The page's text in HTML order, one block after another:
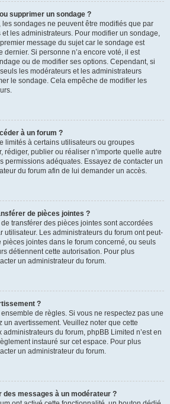
supprimer un sondage ?
sondages ne peuvent être modifiés que par
et les administrateurs. Pour modifier un sondage,
message du sujet car le sondage est
Si personne n’a encore voté, il est
ou de modifier ses options. Cependant, si
les modérateurs et les administrateurs
le sondage. Cela empêche de modifier les
à un forum ?
limités à certains utilisateurs ou groupes
rédiger, publier ou réaliser n’importe quelle autre
permissions adéquates. Essayez de contacter un
du forum afin de lui demander un accès.
de pièces jointes ?
transférer des pièces jointes sont accordées
utilisateur. Les administrateurs du forum ont peut-
pièces jointes dans le forum concerné, ou seuls
détiennent cette autorisation. Pour plus
un administrateur du forum.
?
de règles. Si vous ne respectez pas une
un avertissement. Veuillez noter que cette
administrateurs du forum, phpBB Limited n’est en
instauré sur cet espace. Pour plus
un administrateur du forum.
messages à un modérateur ?